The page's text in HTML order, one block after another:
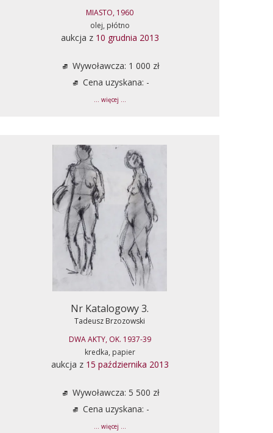
MIASTO, 1960
olej, płótno
aukcja z 10 grudnia 2013
Wywoławcza: 1 000 zł
Cena uzyskana: -
... więcej ...
Nr Katalogowy 3.
Tadeusz Brzozowski
DWA AKTY, OK. 1937-39
kredka, papier
aukcja z 15 października 2013
Wywoławcza: 5 500 zł
Cena uzyskana: -
... więcej ...